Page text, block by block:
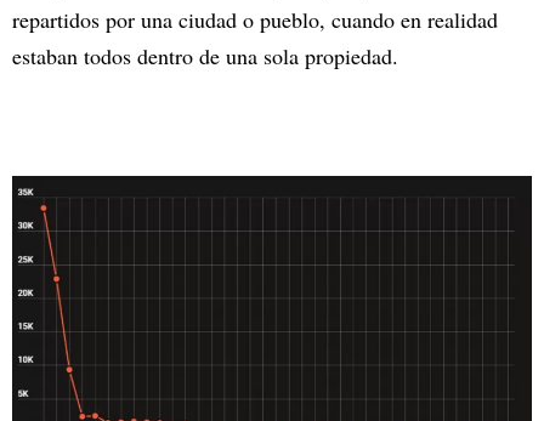
repartidos por una ciudad o pueblo, cuando en realidad
estaban todos dentro de una sola propiedad.